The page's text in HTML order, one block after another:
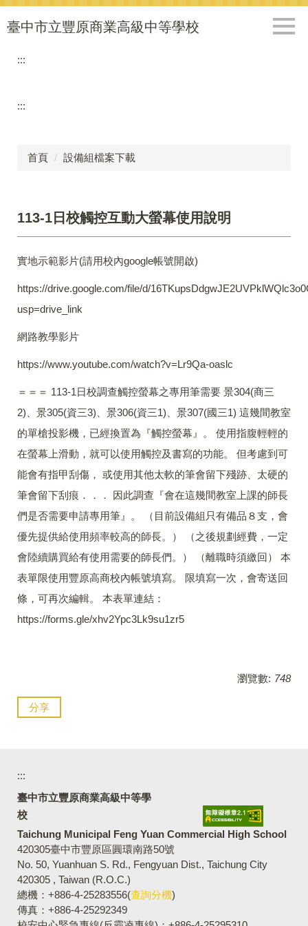
跳
到
臺中市立豐原商業高級中等學校
:::
:::
首頁 設備組檔案下載
113-1日校觸控互動大螢幕使用說明
實地示範影片(請用校內google帳號開啟)
https://drive.google.com/file/d/
usp=drive_link
網路教學影片
https://www.youtube.com/watch?v=Lr9Qa-oaslc
＝＝＝ 113-1日校調查觸控螢幕之專用筆需要 景304(商三
2)、景305(資三3)、景306(資三1)、景307(國三1) 這幾間教室
的單槍投影機，已經換置為『觸控螢幕』。 使用指腹輕輕的
在螢幕上滑動，就可以使用觸控及書寫的功能。 但考慮到可
能會有指甲刮傷， 或使用其他太軟的筆會留下殘跡、太硬的
筆會留下刮痕．．． 因此調查『會在這幾間教室上課的師長
們是否需要申請專用筆』。 （目前設備組只有備品８支，會
優先提供給使用頻率較高的師長。） （之後規劃經費，一定
會陸續購買給有使用需要的師長們。） （離職時須繳回） 本
表單限使用豐原高商校內帳號填寫。 限填寫一次，會寄送回
條，可再次編輯。 本表單連結：
https://forms.gle/xhv2Ypc3Lk9su1zr5
瀏覽數: 748
分享
:::
臺中市立豐原商業高級中等學
校
Taichung Municipal Feng Yuan Commercial High School
420305臺中市豐原區圓環南路50號
No. 50, Yuanhuan S. Rd., Fengyuan Dist., Taichung City
420305 , Taiwan (R.O.C.)
總機：+886-4-25283556(查詢分機)
傳真：+886-4-25292349